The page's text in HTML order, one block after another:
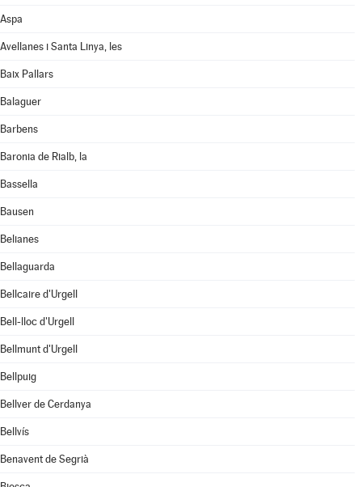
Aspa
Avellanes i Santa Linya, les
Baix Pallars
Balaguer
Barbens
Baronia de Rialb, la
Bassella
Bausen
Belianes
Bellaguarda
Bellcaire d'Urgell
Bell-lloc d'Urgell
Bellmunt d'Urgell
Bellpuig
Bellver de Cerdanya
Bellvís
Benavent de Segrià